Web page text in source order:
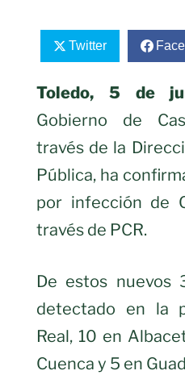
Twitter
Toledo, 5 de
Gobierno de
través de la
Pública, ha
por infección de
través de PCR.
De estos nuevos
detectado en la
Real, 10 en
Cuenca y 5 en